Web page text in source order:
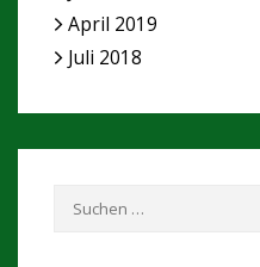
April 2019
Juli 2018
Suchen